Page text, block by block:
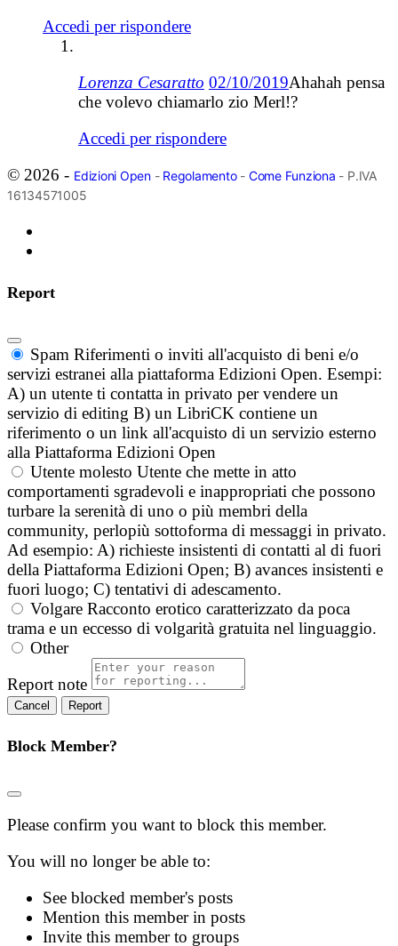
Accedi per rispondere
Lorenza Cesaratto 02/10/2019Ahahah pensa
che volevo chiamarlo zio Merl!?
Accedi per rispondere
© 2026 - Edizioni Open- Regolamento- Come Funziona - P.IVA
16134571005
Report
Spam Riferimenti o inviti all'acquisto di beni e/o
servizi estranei alla piattaforma Edizioni Open. Esempi:
A) un utente ti contatta in privato per vendere un
servizio di editing B) un LibriCK contiene un
riferimento o un link all'acquisto di un servizio esterno
alla Piattaforma Edizioni Open
Utente molesto Utente che mette in atto
comportamenti sgradevoli e inappropriati che possono
turbare la serenità di uno o più membri della
community, perlopiù sottoforma di messaggi in privato.
Ad esempio: A) richieste insistenti di contatti al di fuori
della Piattaforma Edizioni Open; B) avances insistenti e
fuori luogo; C) tentativi di adescamento.
Volgare Racconto erotico caratterizzato da poca
trama e un eccesso di volgarità gratuita nel linguaggio.
Other
Report note
Report
Block Member?
Please confirm you want to block this member.
You will no longer be able to:
See blocked member's posts
Mention this member in posts
Invite this member to groups